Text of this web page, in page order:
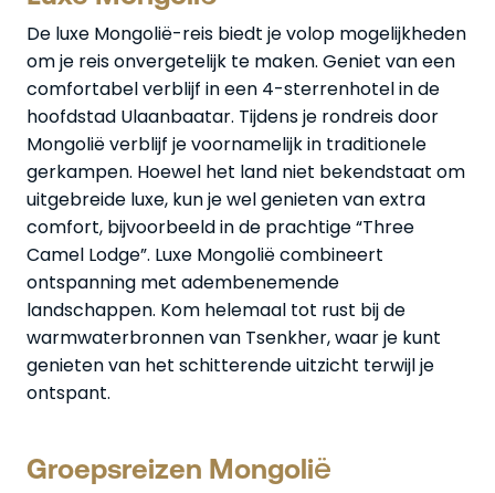
De luxe Mongolië-reis biedt je volop mogelijkheden
om je reis onvergetelijk te maken. Geniet van een
comfortabel verblijf in een 4-sterrenhotel in de
hoofdstad Ulaanbaatar. Tijdens je rondreis door
Mongolië verblijf je voornamelijk in traditionele
gerkampen. Hoewel het land niet bekendstaat om
uitgebreide luxe, kun je wel genieten van extra
comfort, bijvoorbeeld in de prachtige “Three
Camel Lodge”. Luxe Mongolië combineert
ontspanning met adembenemende
landschappen. Kom helemaal tot rust bij de
warmwaterbronnen van Tsenkher, waar je kunt
genieten van het schitterende uitzicht terwijl je
ontspant.
Groepsreizen Mongolië